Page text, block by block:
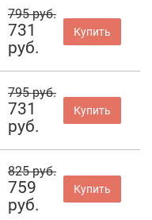
795 руб.
731
руб.
Купить
795 руб.
731
руб.
Купить
825 руб.
759
руб.
Купить